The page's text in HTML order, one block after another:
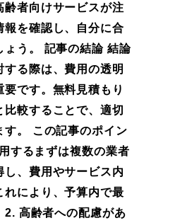
齢者向けサービスが注
報を確認し、自分に合
ょう。 記事の結論 結論
る際は、費用の透明
です。無料見積もり
較することで、適切
。 この記事のポイン
するまずは複数の業者
、費用やサービス内
により、予算内で最
高齢者への配慮があ